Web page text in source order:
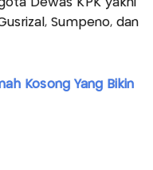
Dewas KPK yakni
Sumpeno, dan
Kosong Yang Bikin